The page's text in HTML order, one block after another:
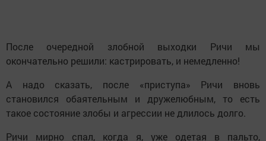
После очередной злобной выходки Ричи мы
окончательно решили: кастрировать, и немедленно!
А надо сказать, после «приступа» Ричи вновь
становился обаятельным и дружелюбным, то есть
такое состояние злобы и агрессии не длилось долго.
Ричи мирно спал, когда я, уже одетая в пальто,